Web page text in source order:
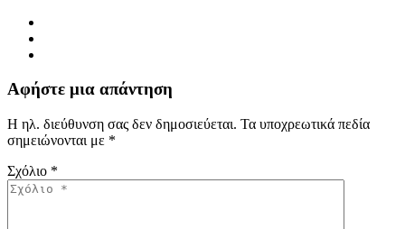
Αφήστε μια απάντηση
Η ηλ. διεύθυνση σας δεν δημοσιεύεται. Τα υποχρεωτικά πεδία
σημειώνονται με *
Σχόλιο *